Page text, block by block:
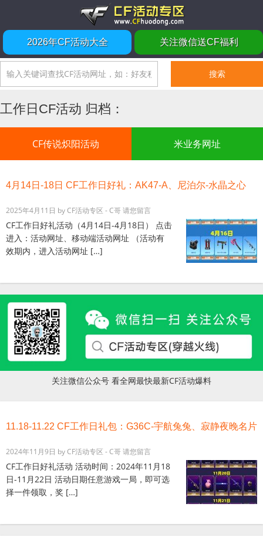
2026年CF活动大全 关注微信送CF福利
工作日CF活动 归档：
CF传说炽阳活动 米业务网址
4月14日-18日 CF工作日好礼：AK47-A、尼泊尔-水晶之心
2025年4月11日 byCF活动专区 - C哥请您留言
CF工作日好礼活动（4月14日-4月18日） 点击
进入：活动网址、移动端活动网址 （活动有
效期内，进入活动网址 […]
关注微信公众号 看全网最快最新CF活动爆料
11.18-11.22 CF工作日礼包：G36C-宇航兔兔、寂静夜晚名片
2024年11月9日 byCF活动专区 - C哥请您留言
CF工作日好礼活动 活动时间：2024年11月18
日-11月22日 活动日期任意游戏一局，即可选
择一件领取，奖 […]